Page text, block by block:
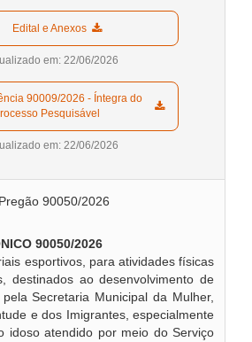
  Edital e Anexos
em: 22/06/2026
Pesquisável
em: 22/06/2026
Pregão 90050/2026
90050/2026
esportivos, para atividades físicas
destinados ao desenvolvimento de
Secretaria Municipal da Mulher,
e dos Imigrantes, especialmente
idoso atendido por meio do Serviço